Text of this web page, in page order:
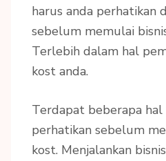
harus anda perhatikan
sebelum memulai
Terlebih dalam hal
kost anda.
Terdapat beberapa hal
perhatikan sebelum
kost. Menjalankan